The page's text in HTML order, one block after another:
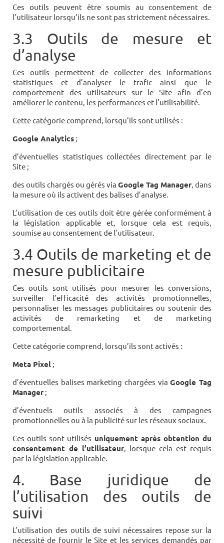
Ces outils peuvent être soumis au consentement de
l’utilisateur lorsqu’ils ne sont pas strictement nécessaires.
3.3 Outils de mesure et
d’analyse
Ces outils permettent de collecter des informations
statistiques et d’analyser le trafic ainsi que le
comportement des utilisateurs sur le Site afin d’en
améliorer le contenu, les performances et l’utilisabilité.
Cette catégorie comprend, lorsqu’ils sont utilisés :
Google Analytics ;
d’éventuelles statistiques collectées directement par le
Site ;
des outils chargés ou gérés via Google Tag Manager, dans
la mesure où ils activent des balises d’analyse.
L’utilisation de ces outils doit être gérée conformément à
la législation applicable et, lorsque cela est requis,
soumise au consentement de l’utilisateur.
3.4 Outils de marketing et de
mesure publicitaire
Ces outils sont utilisés pour mesurer les conversions,
surveiller l’efficacité des activités promotionnelles,
personnaliser les messages publicitaires ou soutenir des
activités de remarketing et de marketing
comportemental.
Cette catégorie comprend, lorsqu’ils sont activés :
Meta Pixel ;
d’éventuelles balises marketing chargées viaGoogle Tag
Manager ;
d’éventuels outils associés à des campagnes
promotionnelles ou à la publicité sur les réseaux sociaux.
Ces outils sont utilisés uniquement après obtention du
consentement de l’utilisateur, lorsque cela est requis
par la législation applicable.
4. Base juridique de
l’utilisation des outils de
suivi
L’utilisation des outils de suivi nécessaires repose sur la
nécessité de fournir le Site et les services demandés par